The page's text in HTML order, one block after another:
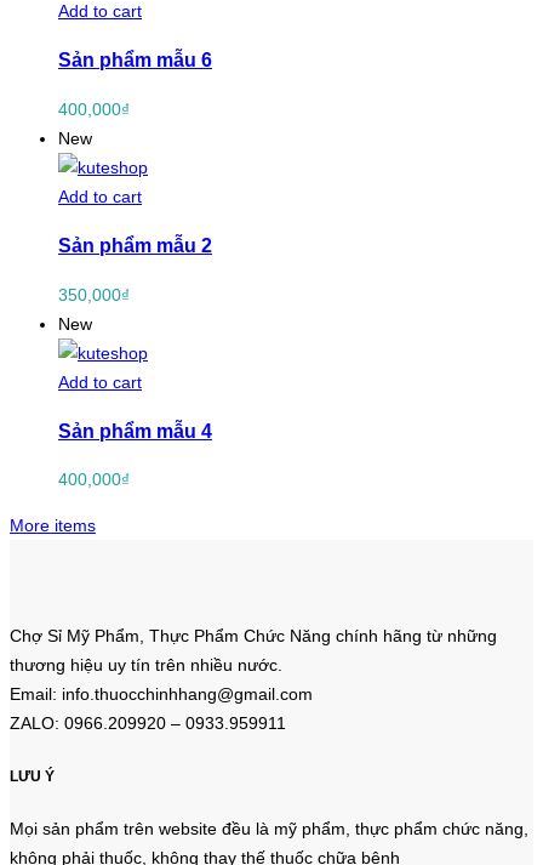
Add to cart
Sản phẩm mẫu 6
400,000₫
New
Add to cart
Sản phẩm mẫu 2
350,000₫
New
Add to cart
Sản phẩm mẫu 4
400,000₫
More items
Chợ Sỉ Mỹ Phẩm, Thực Phẩm Chức Năng chính hãng từ những
thương hiệu uy tín trên nhiều nước.
Email: info.thuocchinhhang@gmail.com
ZALO: 0966.209920 – 0933.959911
LƯU Ý
Mọi sản phẩm trên website đều là mỹ phẩm, thực phẩm chức năng,
không phải thuốc, không thay thế thuốc chữa bệnh